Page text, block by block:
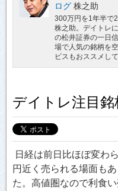
ログ 株之助
300万円を1年半で
株之助。デイトレ
の松井証券の一日
場で人気の銘柄を
ビスもおススメして
デイトレ注目銘
日経は前日比ほぼ変わ
円近く売られる場面も
た。高値圏なので利食